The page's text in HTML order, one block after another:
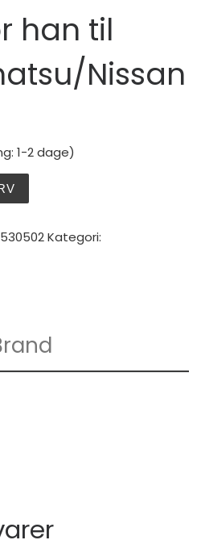
han til
Nissan
1-2 dage)
Kategori: